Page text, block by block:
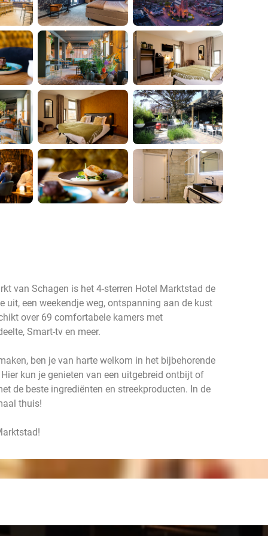
van Schagen is het 4-sterren Hotel Marktstad de
uit, een weekendje weg, ontspanning aan de kust
over 69 comfortabele kamers met
Smart-tv en meer.
ben je van harte welkom in het bijbehorende
kun je genieten van een uitgebreid ontbijt of
de beste ingrediënten en streekproducten. In de
thuis!